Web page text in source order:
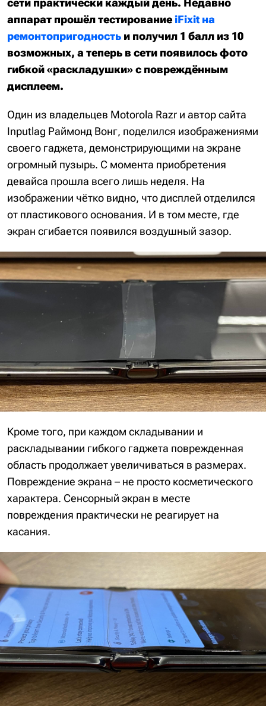
сети практически каждый день. Недавно
аппарат прошёл тестированиеiFixit на
ремонтопригодность и получил 1 балл из 10
возможных, а теперь в сети появилось фото
гибкой «раскладушки» с повреждённым
дисплеем.
Один из владельцев Motorola Razr и автор сайта
Inputlag Раймонд Вонг, поделился изображениями
своего гаджета, демонстрирующими на экране
огромный пузырь. С момента приобретения
девайса прошла всего лишь неделя. На
изображении чётко видно, что дисплей отделился
от пластикового основания. И в том месте, где
экран сгибается появился воздушный зазор.
Кроме того, при каждом складывании и
раскладывании гибкого гаджета поврежденная
область продолжает увеличиваться в размерах.
Повреждение экрана – не просто косметического
характера. Сенсорный экран в месте
повреждения практически не реагирует на
касания.